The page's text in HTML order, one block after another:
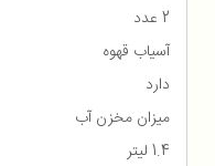
2 عدد
آسیاب قهوه
دارد
میزان مخزن آب
1.4 لیتر